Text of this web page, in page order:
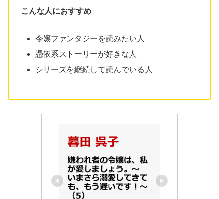
こんな人におすすめ
令嬢ファンタジーを読みたい人
憑依系ストーリーが好きな人
シリーズを継続して読んでいる人